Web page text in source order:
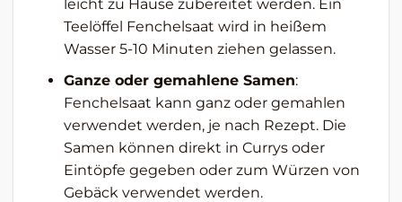
leicht zu Hause zubereitet werden. Ein
Teelöffel Fenchelsaat wird in heißem
Wasser 5-10 Minuten ziehen gelassen.
Ganze oder gemahlene Samen:
Fenchelsaat kann ganz oder gemahlen
verwendet werden, je nach Rezept. Die
Samen können direkt in Currys oder
Eintöpfe gegeben oder zum Würzen von
Gebäck verwendet werden.